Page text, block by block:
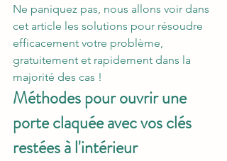
Ne paniquez pas, nous allons voir dans
cet article les solutions pour résoudre
efficacement votre problème,
gratuitement et rapidement dans la
majorité des cas !
Méthodes pour ouvrir une
porte claquée avec vos clés
restées à l'intérieur